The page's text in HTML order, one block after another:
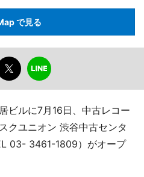
で見る
ビルに7月16日、中古レコー
クユニオン 渋谷中古センタ
03- 3461-1809）がオープ